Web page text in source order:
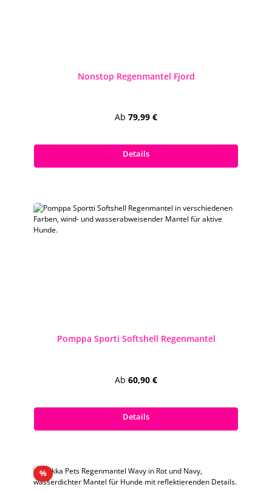
Nonstop Regenmantel Fjord
Regulärer Preis:
Ab 79,99 €
Details
Pomppa Sporti Softshell Regenmantel
Regulärer Preis:
Ab 60,90 €
Details
%Rabatt